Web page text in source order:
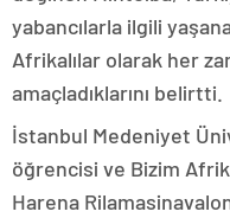
yabancılarla ilgili
Afrikalılar olarak her
amaçladıklarını belirtti.
İstanbul Medeniyet
öğrencisi ve Bizim
Harena